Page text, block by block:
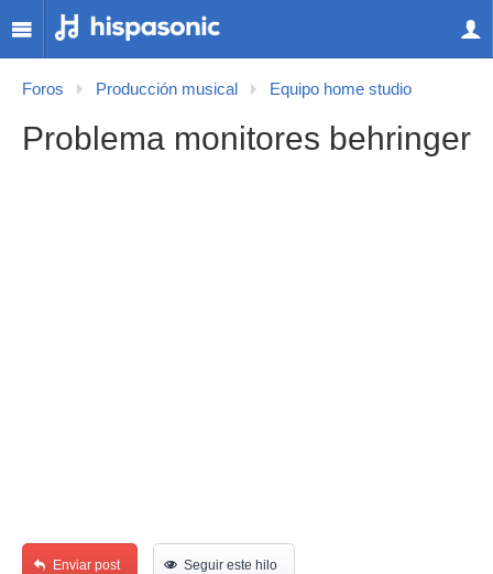
Foros Producción musical Equipo home studio
Problema monitores behringer
Enviar post Seguir este hilo